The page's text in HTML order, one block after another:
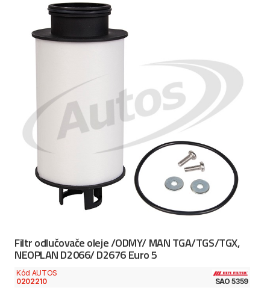
Filtr odlučovače oleje /ODMY/ MAN TGA/TGS/TGX,
NEOPLAN D2066/ D2676 Euro 5
Kód AUTOS
0202210
SAO 5359